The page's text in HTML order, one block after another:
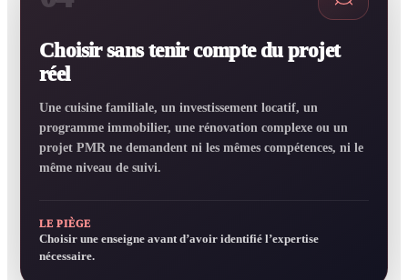
Choisir sans tenir compte du projet
réel
Une cuisine familiale, un investissement locatif, un
programme immobilier, une rénovation complexe ou un
projet PMR ne demandent ni les mêmes compétences, ni le
même niveau de suivi.
LE PIÈGE
Choisir une enseigne avant d’avoir identifié l’expertise
nécessaire.